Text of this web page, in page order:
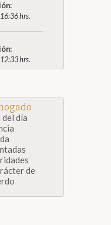
hrs.
hrs.
día
de